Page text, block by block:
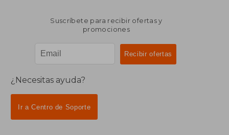
Suscríbete para recibir ofertas y
promociones
¿Necesitas ayuda?
Ir a Centro de Soporte